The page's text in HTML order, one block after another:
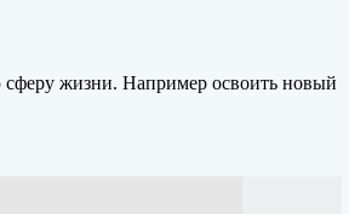
сферу жизни. Например освоить новый